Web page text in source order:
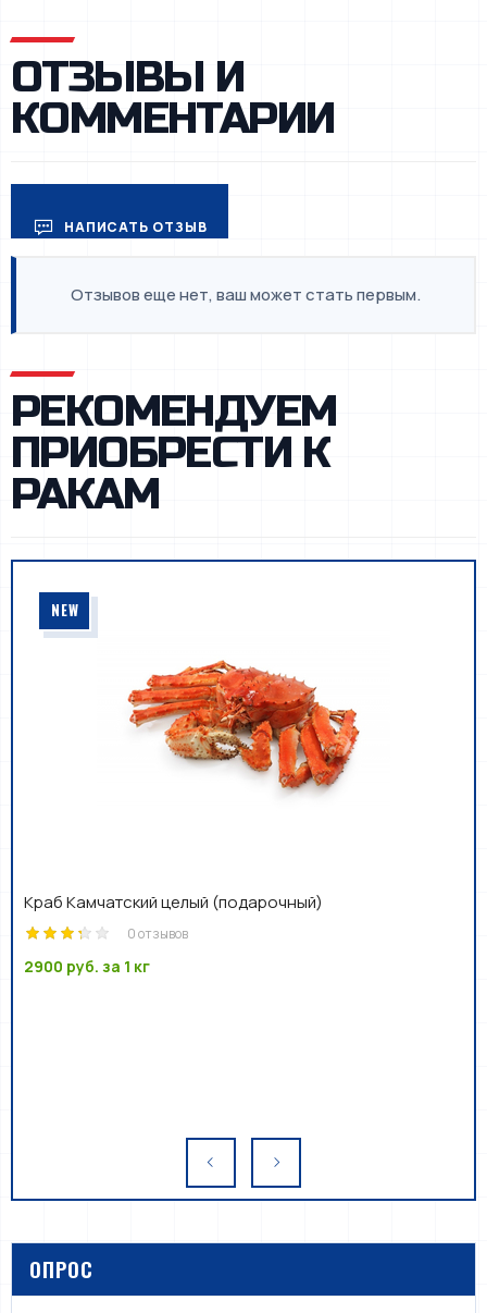
ОТЗЫВЫ И
КОММЕНТАРИИ
НАПИСАТЬ ОТЗЫВ
Отзывов еще нет, ваш может стать первым.
РЕКОМЕНДУЕМ
ПРИОБРЕСТИ К
РАКАМ
NEW
Краб Камчатский целый (подарочный)
0 отзывов
2900 руб. за 1 кг
ОПРОС